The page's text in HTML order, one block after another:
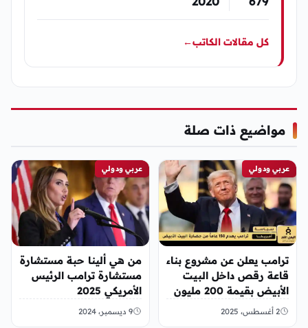
كل مقالات الكاتب←
مواضيع ذات صلة
عربي ودولي
ترامب يعلن عن مشروع بناء
قاعة رقص داخل البيت
الأبيض بقيمة 200 مليون
دولار
2 أغسطس، 2025
عربي ودولي
من هي ألينا حبة مستشارة
مستشارة ترامب الرئيس
الأمريكي 2025
9 ديسمبر، 2024